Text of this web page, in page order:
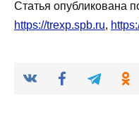
Статья опубликована
https://trexp.spb.ru,